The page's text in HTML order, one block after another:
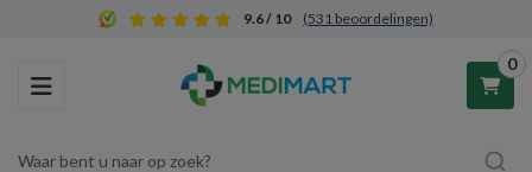
9.6 / 10 (531 beoordelingen)
Toggle navigation
Waar bent u naar op zoek?
0